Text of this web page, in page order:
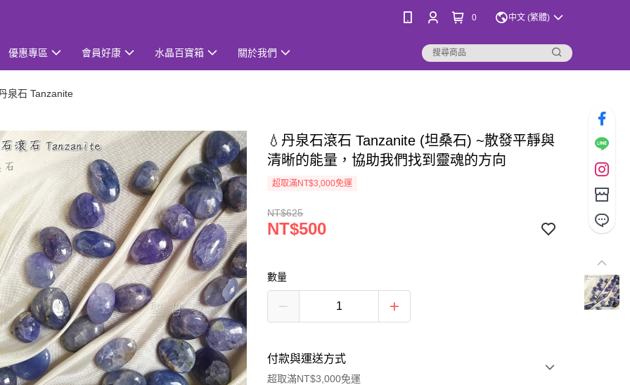
0 中文 (繁體)
優惠專區 會員好康 水晶百寶箱 關於我們
泉石 Tanzanite
💧丹泉石滾石 Tanzanite (坦桑石) ~散發平靜與
清晰的能量，協助我們找到靈魂的方向
超取滿NT$3,000免運
NT$625
NT$500
數量
付款與運送方式
超取滿NT$3,000免運